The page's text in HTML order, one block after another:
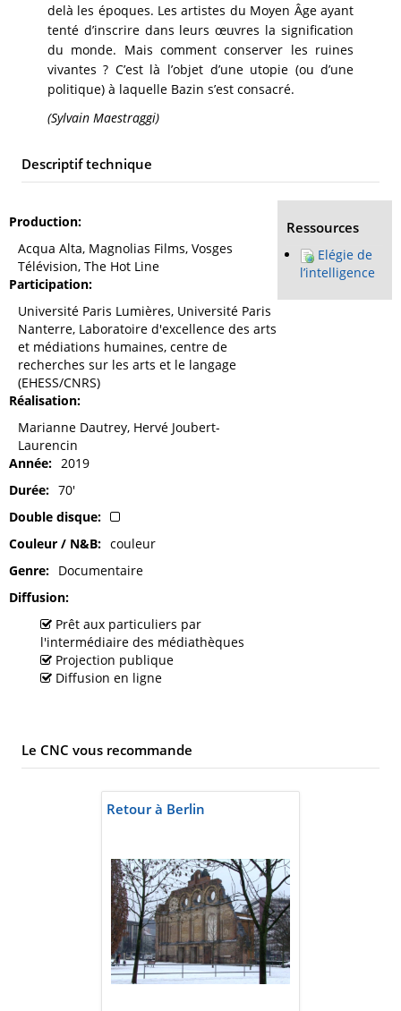
delà les époques. Les artistes du Moyen Âge ayant
tenté d’inscrire dans leurs œuvres la signification
du monde. Mais comment conserver les ruines
vivantes ? C’est là l’objet d’une utopie (ou d’une
politique) à laquelle Bazin s’est consacré.
(Sylvain Maestraggi)
Descriptif technique
Production
Acqua Alta, Magnolias Films, Vosges
Télévision, The Hot Line
Participation
Université Paris Lumières, Université Paris
Nanterre, Laboratoire d'excellence des arts
et médiations humaines, centre de
recherches sur les arts et le langage
(EHESS/CNRS)
Réalisation
Marianne Dautrey, Hervé Joubert-
Laurencin
Année
2019
Durée
70'
Double disque
Couleur / N&B
couleur
Genre
Documentaire
Diffusion
Prêt aux particuliers par
l'intermédiaire des médiathèques
Projection publique
Diffusion en ligne
Ressources
Elégie de
l’intelligence
Le CNC vous recommande
Retour à Berlin